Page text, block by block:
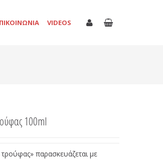
VIDEOS
100ml
παρασκευάζεται με